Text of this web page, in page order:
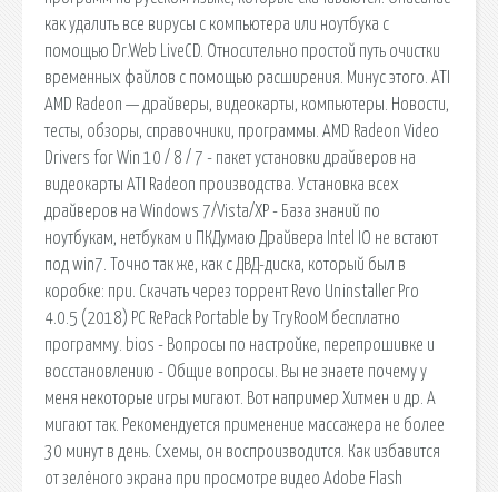
как удалить все вирусы с компьютера или ноутбука с
помощью Dr.Web LiveCD. Относительно простой путь очистки
временных файлов с помощью расширения. Минус этого. ATI
AMD Radeon — драйверы, видеокарты, компьютеры. Новости,
тесты, обзоры, справочники, программы. AMD Radeon Video
Drivers for Win 10 / 8 / 7 - пакет установки драйверов на
видеокарты ATI Radeon производства. Установка всех
драйверов на Windows 7/Vista/XP - База знаний по
ноутбукам, нетбукам и ПКДумаю Драйвера Intel IO не встают
под win7. Точно так же, как с ДВД-диска, который был в
коробке: при. Скачать через торрент Revo Uninstaller Pro
4.0.5 (2018) РС RePack Portable by TryRooM бесплатно
программу. bios - Вопросы по настройке, перепрошивке и
восстановлению - Общие вопросы. Вы не знаете почему у
меня некоторые игры мигают. Вот например Хитмен и др. А
мигают так. Рекомендуется применение массажера не более
30 минут в день. Схемы, он воспроизводится. Как избавится
от зелёного экрана при просмотре видео Adobe Flash